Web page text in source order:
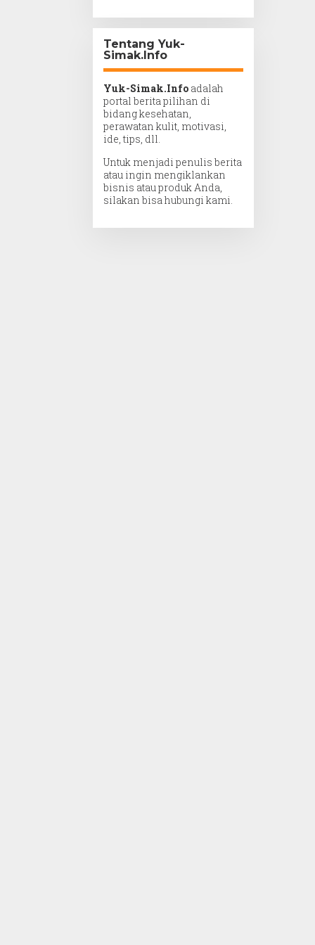
Tentang Yuk-
Simak.Info
Yuk-Simak.Info adalah
portal berita pilihan di
bidang kesehatan,
perawatan kulit, motivasi,
ide, tips, dll.
Untuk menjadi penulis berita
atau ingin mengiklankan
bisnis atau produk Anda,
silakan bisa hubungi kami.